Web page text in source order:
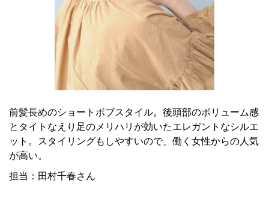
前髪長めのショートボブスタイル。後頭部のボリューム感
とタイトなえり足のメリハリが効いたエレガントなシルエ
ット。スタイリングもしやすいので、働く女性からの人気
が高い。
担当：田村千春さん